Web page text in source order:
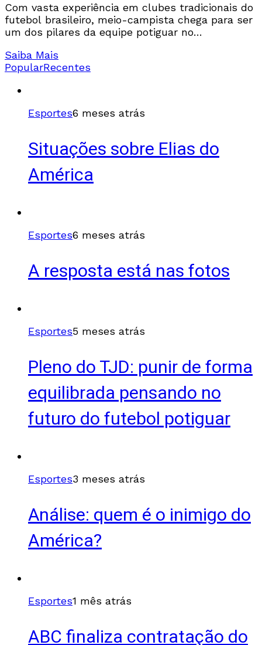
Com vasta experiência em clubes tradicionais do
futebol brasileiro, meio-campista chega para ser
um dos pilares da equipe potiguar no
oficialmente, nesta quinta (26),
Saiba Mais
PopularRecentes
Esportes6 meses atrás
Situações sobre Elias do
América
Esportes6 meses atrás
A resposta está nas fotos
Esportes5 meses atrás
Pleno do TJD: punir de forma
equilibrada pensando no
futuro do futebol potiguar
Esportes3 meses atrás
Análise: quem é o inimigo do
América?
Esportes1 mês atrás
ABC finaliza contratação do